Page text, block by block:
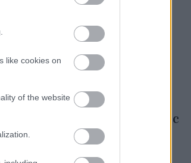
like cookies on
of the website
ma szülni, mint harminc
éve? Prof. Dr. Bánhidy Ferenc
szülész-nőgyógyászt